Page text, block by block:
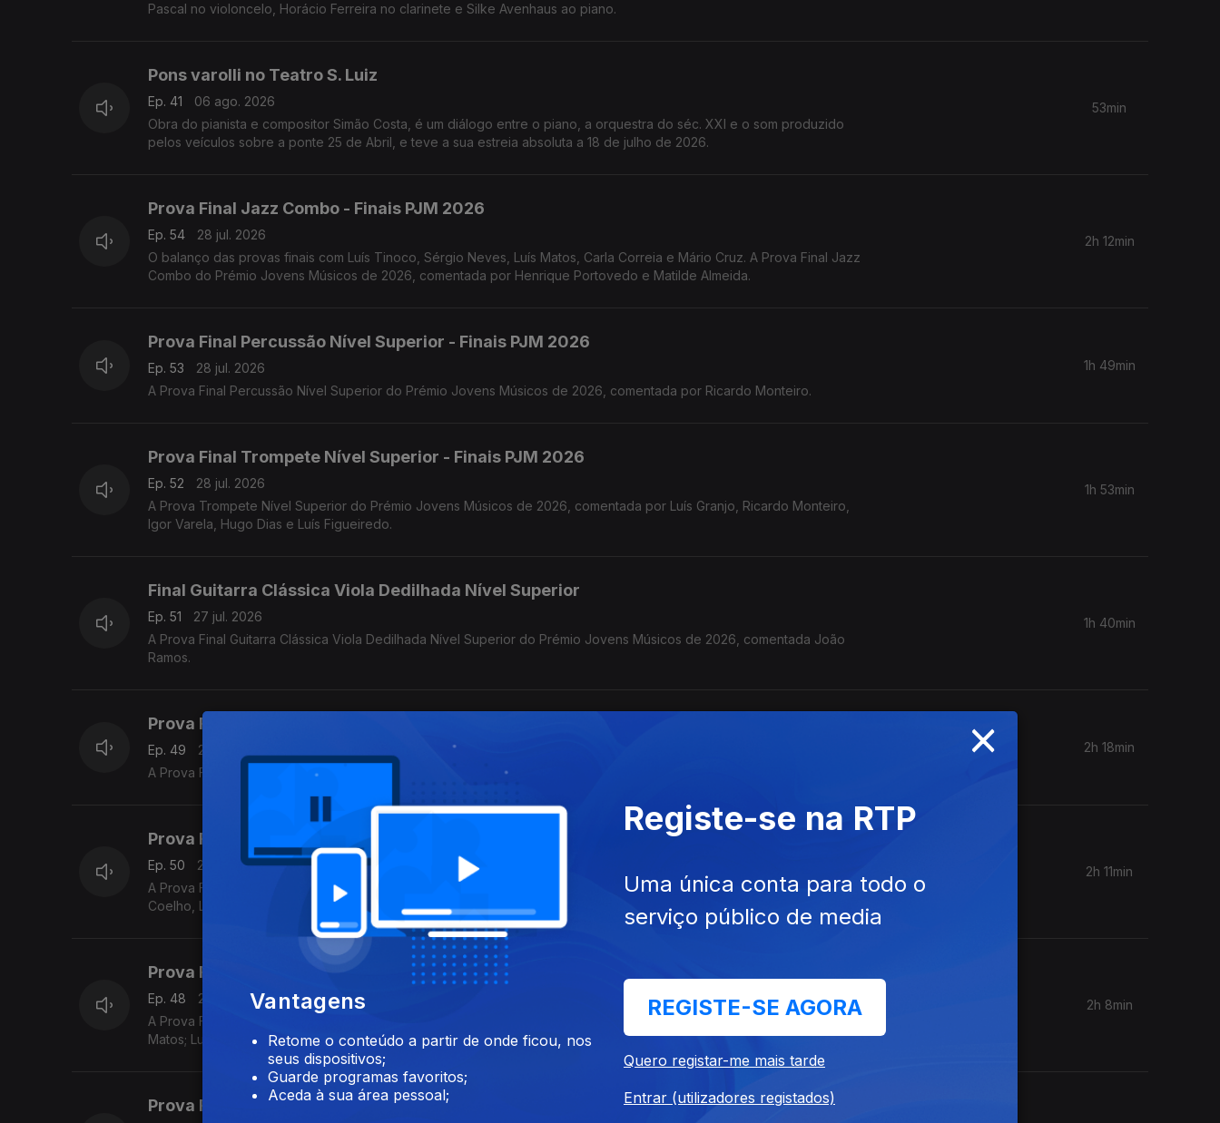
Pascal no violoncelo, Horácio Ferreira no clarinete e Silke Avenhaus ao piano.
Pons varolli no Teatro S. Luiz
Ep. 41
06 ago. 2026
Obra do pianista e compositor Simão Costa, é um diálogo entre o piano, a orquestra do séc. XXI e o som produzido
pelos veículos sobre a ponte 25 de Abril, e teve a sua estreia absoluta a 18 de julho de 2026.
53min
Prova Final Jazz Combo - Finais PJM 2026
Ep. 54
28 jul. 2026
O balanço das provas finais com Luís Tinoco, Sérgio Neves, Luís Matos, Carla Correia e Mário Cruz. A Prova Final Jazz
Combo do Prémio Jovens Músicos de 2026, comentada por Henrique Portovedo e Matilde Almeida.
2h 12min
Prova Final Percussão Nível Superior - Finais PJM 2026
Ep. 53
28 jul. 2026
A Prova Final Percussão Nível Superior do Prémio Jovens Músicos de 2026, comentada por Ricardo Monteiro.
1h 49min
Prova Final Trompete Nível Superior - Finais PJM 2026
Ep. 52
28 jul. 2026
A Prova Trompete Nível Superior do Prémio Jovens Músicos de 2026, comentada por Luís Granjo, Ricardo Monteiro,
Igor Varela, Hugo Dias e Luís Figueiredo.
1h 53min
Final Guitarra Clássica Viola Dedilhada Nível Superior
Ep. 51
27 jul. 2026
A Prova Final Guitarra Clássica Viola Dedilhada Nível Superior do Prémio Jovens Músicos de 2026, comentada João
Ramos.
1h 40min
Prova Final Violoncelo Nível Superior - Finais PJM 2026
Ep. 49
26 jul. 2026
A Prova Final Violoncelo Nível Superior do Prémio Jovens Músicos de 2026, com os comentários Diogo Martins.
2h 18min
Prova Final de Flauta Nível Médio
Ep. 50
26 jul. 2026
A Prova Final de Flauta Nível Médio do Prémio Jovens Músicos de 2026, comentada por Mafalda Carvalho, Leonardo
Coelho, Luís Matos, Pompeu José, Rafael Mota e o vencedor Dinis Cabrita.
2h 11min
Prova Final Contrabaixo Nível Médio- Finais PJM 2026
Ep. 48
25 jul. 2026
A Prova Final Contrabaixo Nível Médio do Prémio Jovens Músicos de 2026, com os comentários de Hugo Correia, Inês
Matos; Luís Nunes, Sónia Pais e o vencedor Gonçalo Rebelo.
2h 8min
Prova Final Música de Câmara Nível Superior - Finais PJM 2026
×
Vantagens
Retome o conteúdo a partir de onde ficou, nos
seus dispositivos;
Guarde programas favoritos;
Aceda à sua área pessoal;
Registe-se na RTP
Uma única conta para todo o
serviço público de media
REGISTE-SE AGORA
Quero registar-me mais tarde
Entrar (utilizadores registados)